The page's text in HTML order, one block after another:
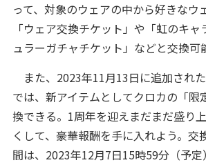
って、対象のウェアの中から好きなウ
「ウェア交換チケット」や「虹のキ
ュラーガチャチケット」などと交換可
また、2023年11月13日に追加された
では、新アイテムとしてクロカの「限
換できる。1周年を迎えまだまだ盛り
くして、豪華報酬を手に入れよう。交
間は、2023年12月7日15時59分（予定